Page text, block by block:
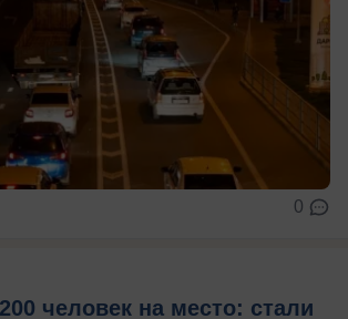
0
человек на место: стали